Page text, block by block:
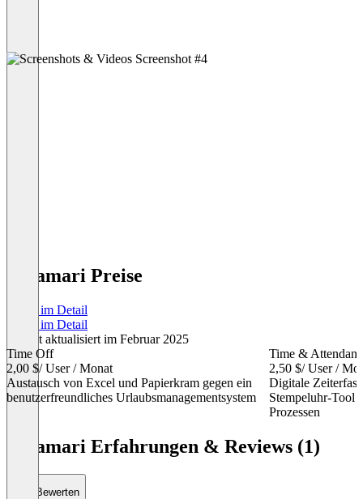
Calamari Preise
Preise im Detail
Preise im Detail
Zuletzt aktualisiert im Februar 2025
Time Off
2,00 $/ User / Monat
Austausch von Excel und Papierkram gegen ein
benutzerfreundliches Urlaubsmanagementsystem
Time &
2,50 $/ User /
Digitale
Stempeluhr-Tool
Prozessen
Calamari Erfahrungen & Reviews (1)
Bewerten